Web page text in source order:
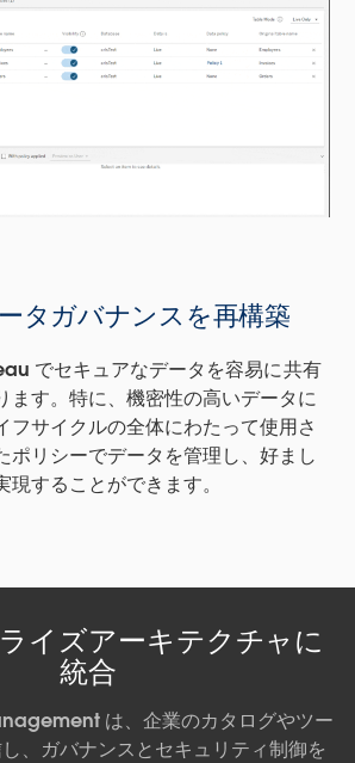
タガバナンスを再構築
でセキュアなデータを容易に共有
ます。特に、機密性の高いデータに
フサイクルの全体にわたって使用さ
ポリシーでデータを管理し、好まし
することができます。
イズアーキテクチャに
統合
は、企業のカタログやツー
、ガバナンスとセキュリティ制御を